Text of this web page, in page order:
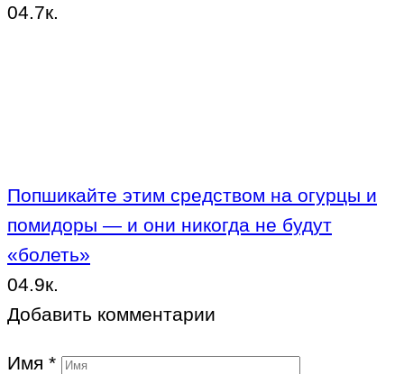
04.7к.
Попшикайте этим средством на огурцы и
помидоры — и они никогда не будут
«болеть»
04.9к.
Добавить комментарии
Имя *